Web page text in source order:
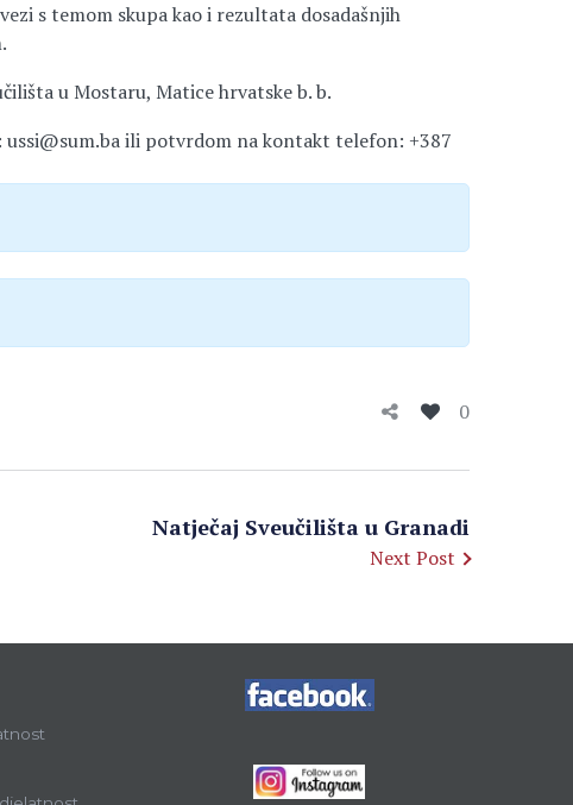
s temom skupa kao i rezultata dosadašnjih
u Mostaru, Matice hrvatske b. b.
ussi@sum.ba ili potvrdom na kontakt telefon: +387
0
Natječaj Sveučilišta u Granadi
Next Post